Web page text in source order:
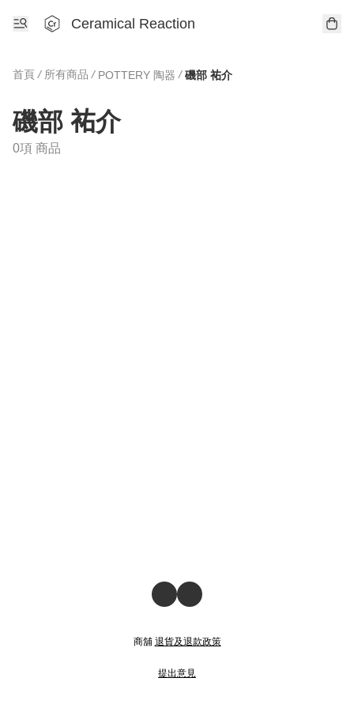
Ceramical Reaction
首頁 / 所有商品 / POTTERY 陶器 / 磯部 𧙗介
磯部 𧙗介
0項 商品
商舖 退貨及退款政策
提出意見